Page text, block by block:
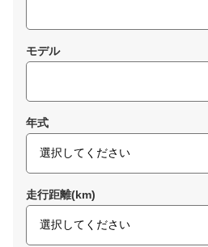
モデル
年式
走行距離(km)